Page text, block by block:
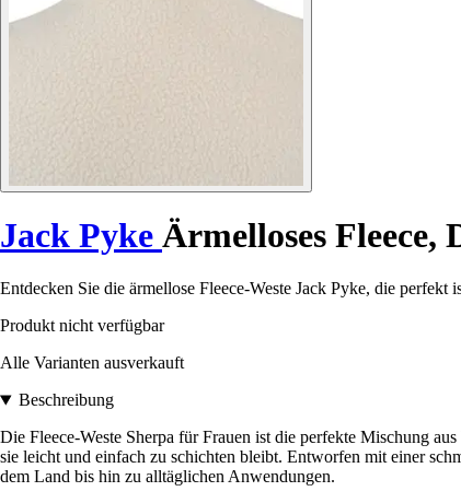
Jack Pyke Ärmelloses Fleece,
Entdecken Sie die ärmellose Fleece-Weste Jack Pyke, die
Produkt nicht verfügbar
Alle Varianten ausverkauft
Beschreibung
Die Fleece-Weste Sherpa für Frauen ist die perfekte Mischung
sie leicht und einfach zu schichten bleibt. Entworfen mit einer
dem Land bis hin zu alltäglichen Anwendungen.